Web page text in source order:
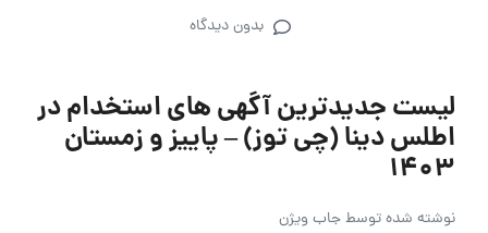
بدون دیدگاه
لیست جدیدترین آگهی های استخدام در
اطلس دینا (چی توز) – پاییز و زمستان
1403
نوشته شده توسطجاب ویژن